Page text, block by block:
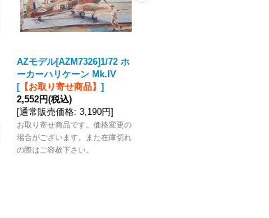
AZモデル[AZM7326]1/72 ホ
ーカーハリケーン Mk.IV
[【お取り寄せ商品】 ]
2,552円(税込)
[通常販売価格: 3,190円]
お取り寄せ商品です。価格変更の
場合がございます。また在庫切れ
の際はご容赦下さい。